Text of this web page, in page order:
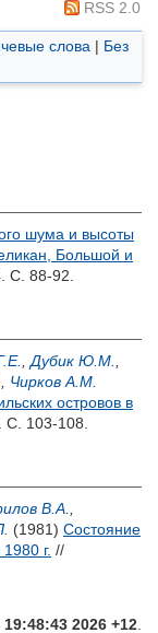
RSS 2.0
слова | Без
шума и высоты
Большой и
С. 88-92.
Дубик Ю.М.
Чирков А.М.
островов в
С. 103-108.
В.А.
(1981) Состояние
г. //
2026 +12